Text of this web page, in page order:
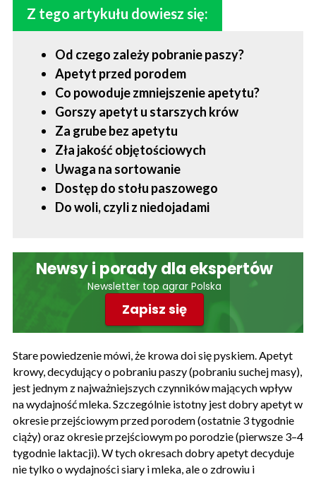
Z tego artykułu dowiesz się:
Od czego zależy pobranie paszy?
Apetyt przed porodem
Co powoduje zmniejszenie apetytu?
Gorszy apetyt u starszych krów
Za grube bez apetytu
Zła jakość objętościowych
Uwaga na sortowanie
Dostęp do stołu paszowego
Do woli, czyli z niedojadami
Newsy i porady dla ekspertów
Newsletter top agrar Polska
Zapisz się
Stare powiedzenie mówi, że krowa doi się pyskiem. Apetyt
krowy, decydujący o pobraniu paszy (pobraniu suchej masy),
jest jednym z najważniejszych czynników mających wpływ
na wydajność mleka. Szczególnie istotny jest dobry apetyt w
okresie przejściowym przed porodem (ostatnie 3 tygodnie
ciąży) oraz okresie przejściowym po porodzie (pierwsze 3–4
tygodnie laktacji). W tych okresach dobry apetyt decyduje
nie tylko o wydajności siary i mleka, ale o zdrowiu i